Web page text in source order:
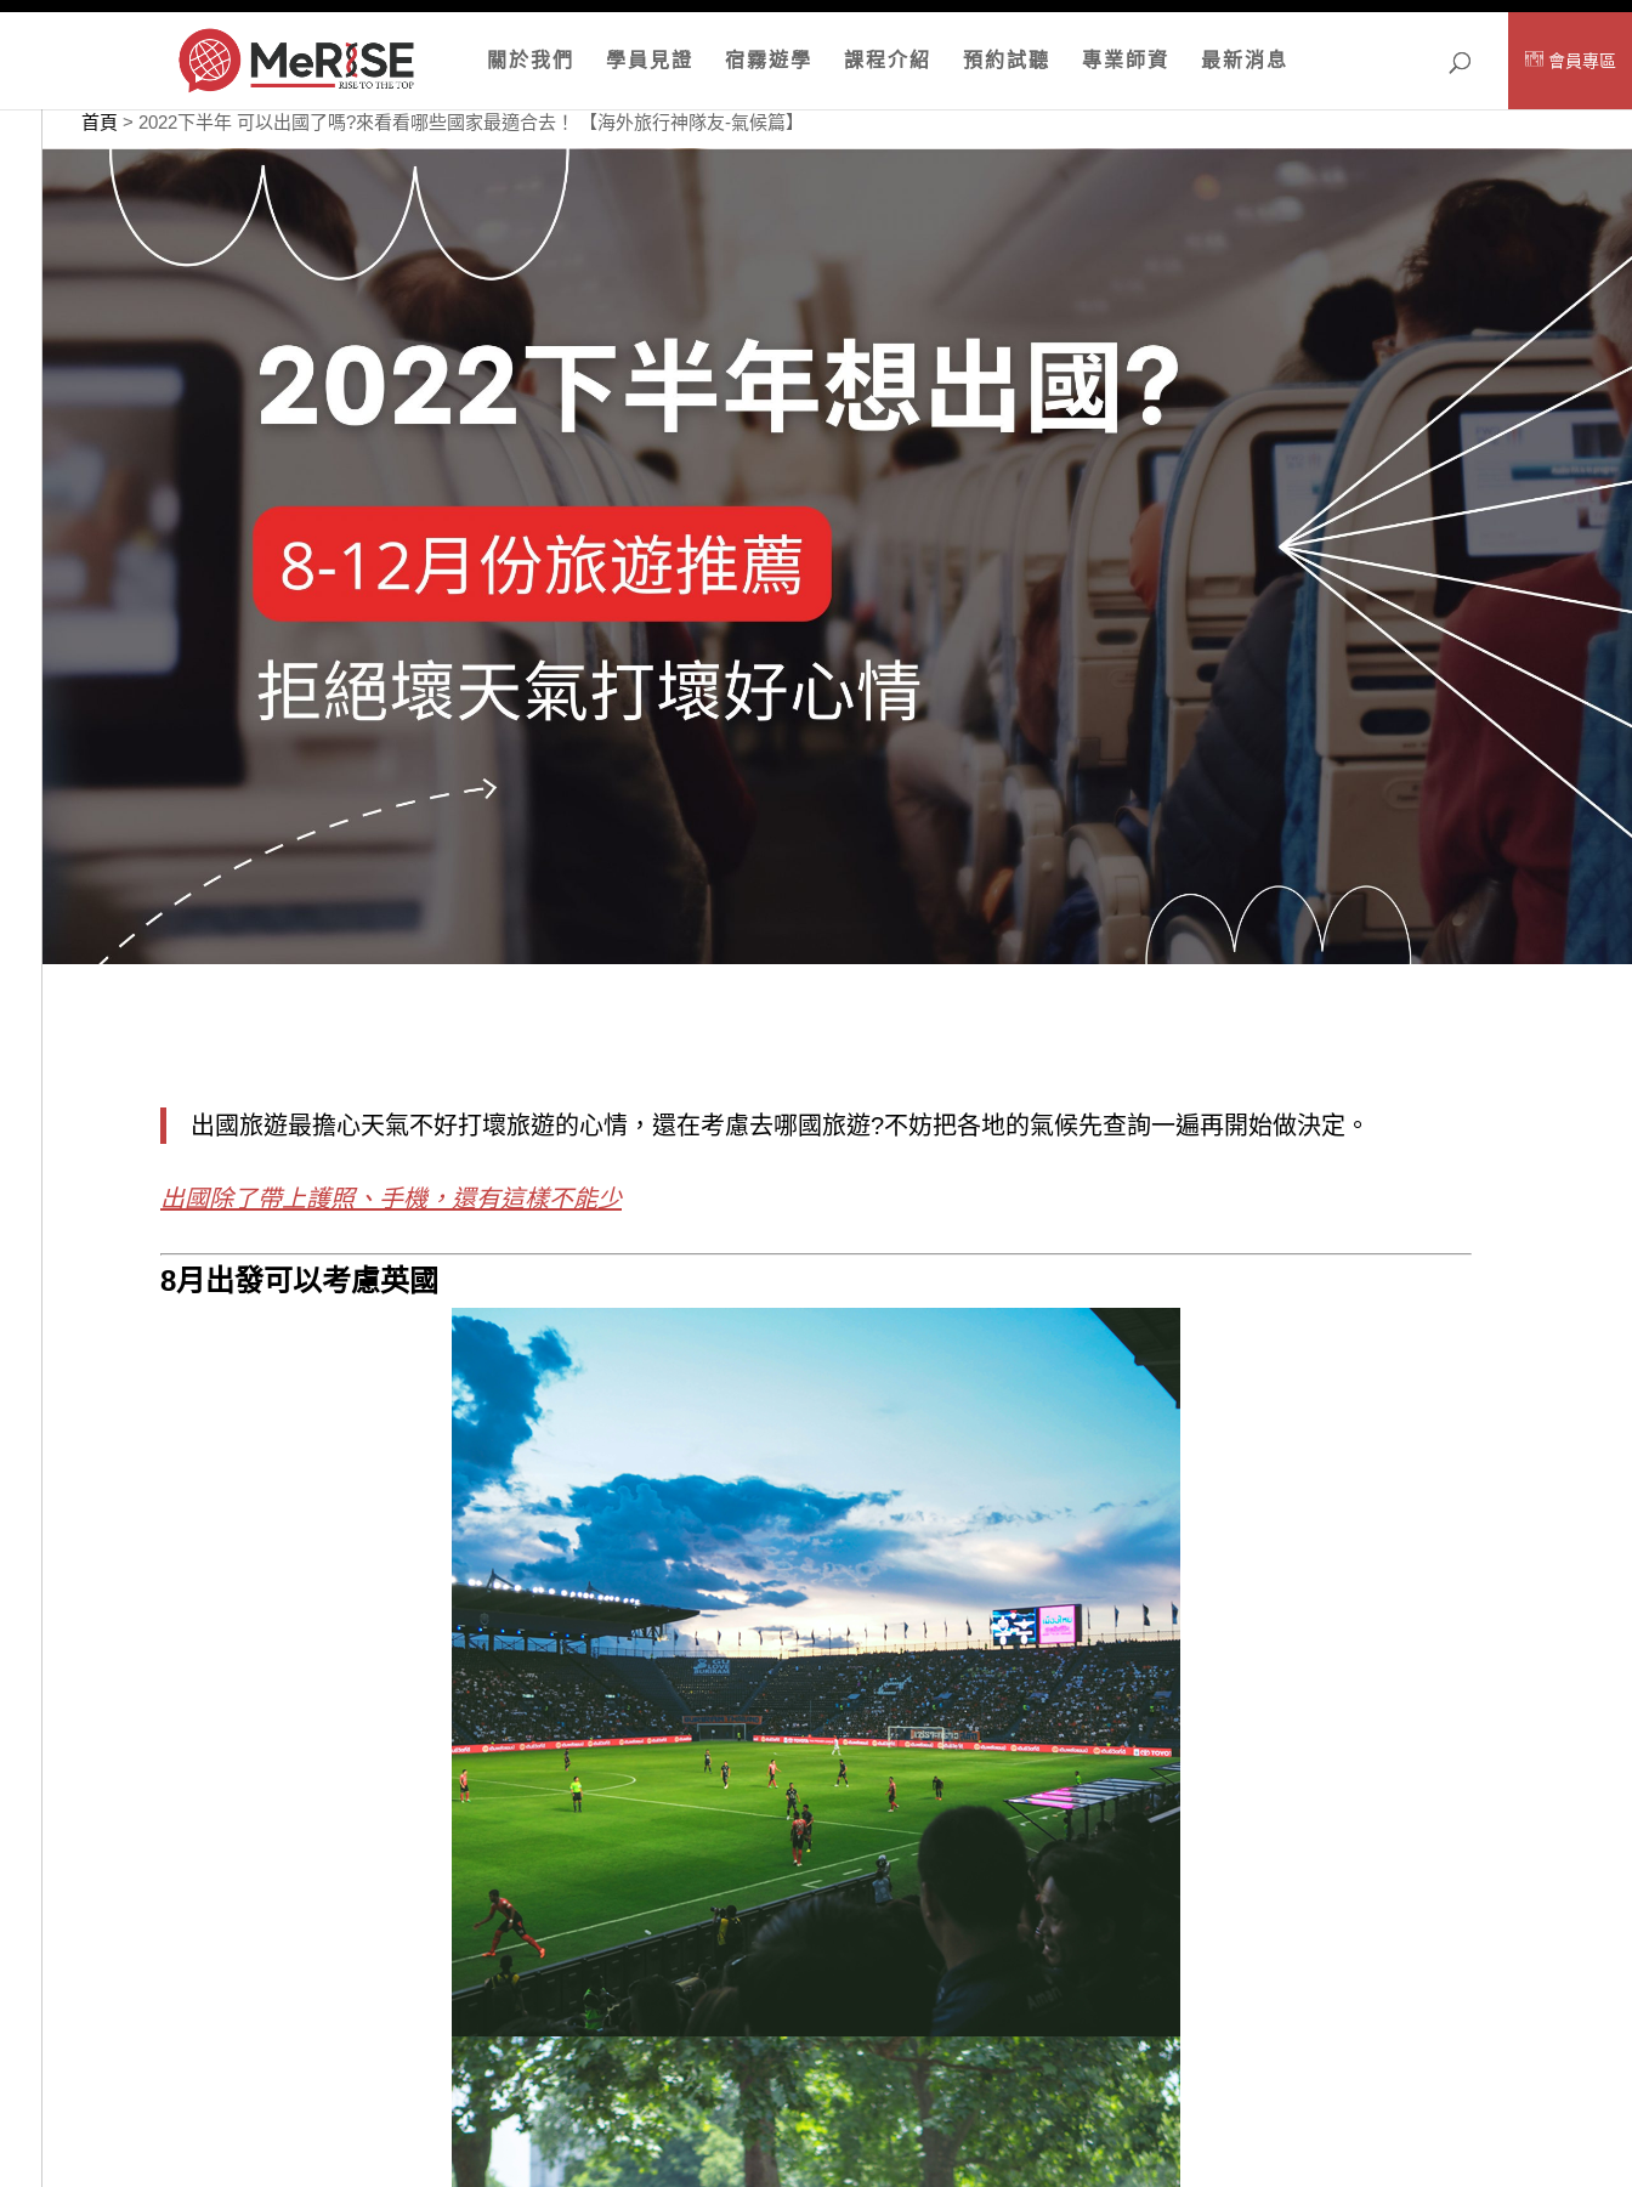
關於我們 學員見證 宿霧遊學 課程介紹 預約試聽 專業師資 最新消息 會員專區
首頁 > 2022下半年 可以出國了嗎?來看看哪些國家最適合去！ 【海外旅行神隊友-氣候篇】
出國旅遊最擔心天氣不好打壞旅遊的心情，還在考慮去哪國旅遊?不妨把各地的氣候先查詢一遍再開始做決定。
出國除了帶上護照、手機，還有這樣不能少
8月出發可以考慮英國